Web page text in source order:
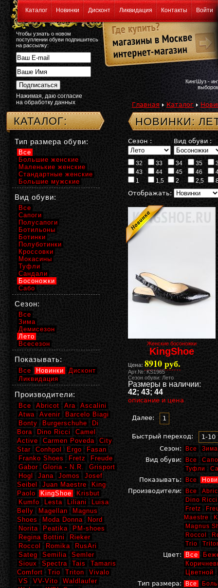
Каталог Новинки Дисконт Ликвидация Контакты Войти
Чтобы узнать о новом
поступлении обуви подпишитесь
на рассылку:
Нажимая, даю согласие
на обработку данных
КингШуз -
Главная Каталог
НОВИНКИ:
Сезон : Вид обуви :
32 33 34 35
43
44 45 46
1
1,5 2 2,5
Отображать:
Женские босоножки
KingShoe
Цена: 8910 руб.
Арт.№: KS1965
Сезон обуви: Лето
Размеры в наличии:
42; 43; 44
описание и цена
Далее: 1
Быстрый переход:
1-10
Сезон:
Все Зима
Вид обуви: Все
Туфли
Показывать: Все
Производители: Все
Dino Ricci
Fretz
Maestre
Magnus
Roccol
Trio
Цвет: Все
Цветной
Тип размера:
Все
КАТАЛОГ:
Тип размера обуви:
Все
Большие женские
Маленькие женские
Стандартные женские
Большие мужские
Вид обуви:
Все
Сапоги
Полусапоги
Ботильоны
Ботинки
Полуботинки
Кроссовки
Мокасины
Туфли
Сандали
Босоножки
Сабо
Сезон:
Все
Зима
Демисезон
Лето
Всесезон
Показывать:
Все Новинки
Дисконт
Ликвидация
Производители:
Все Abricot Ara
Ascalini
Atwa
Avenir
Barcelo Biagi
Bonty
Burgerschuhe
Di
Bora
Dino Ricci
Camel
Active
Carmen Poveda
City
Star
Conhpol Ergo
Fasan
Franko Shoes
Fretz
Freude
Gabor
Gloria - N.R.
Grisport
Hogl
Jana Jomos
Josef
Seibel
Juan Maestre
King
Paolo
KingShoe
Krisbut
Kumfo
Lesta Liliani
Luisa
Belly
Magellan
Magnus
Shoes
Moda Donna
Nord
Norita
Peatika
PM-shoes
Regina Bottini
Rieker
Roccol
Romika
RusAri
Sateg
Semilia
Semler
Sioux
Spectra Tais
Tamaris
Comfort
Trio Triton
Vivalo
VS
VV-Vito
Waldlaufer